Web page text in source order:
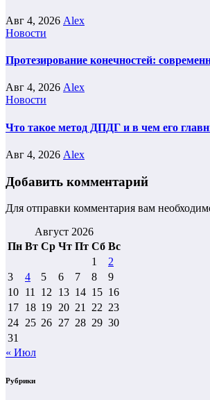
Авг 4, 2026 Alex
Новости
Протезирование конечностей:
Авг 4, 2026 Alex
Новости
Что такое метод ДПДГ и в чем его
Авг 4, 2026 Alex
Добавить комментарий
Для отправки комментария вам
Август 2026
Пн Вт Ср Чт Пт Сб Вс
1
2
3
4 5 6 7 8
9
10 11 12 13 14 15 16
17 18 19 20 21 22 23
24 25 26 27 28 29 30
31
« Июл
Рубрики